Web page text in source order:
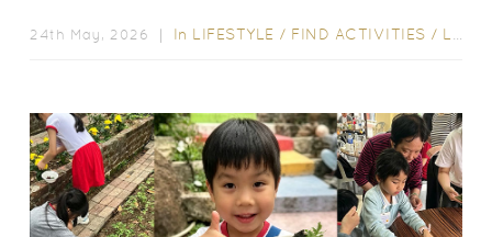
勝地...
24th May, 2026 ｜ In LIFESTYLE / FIND ACTIVITIES / LIFE